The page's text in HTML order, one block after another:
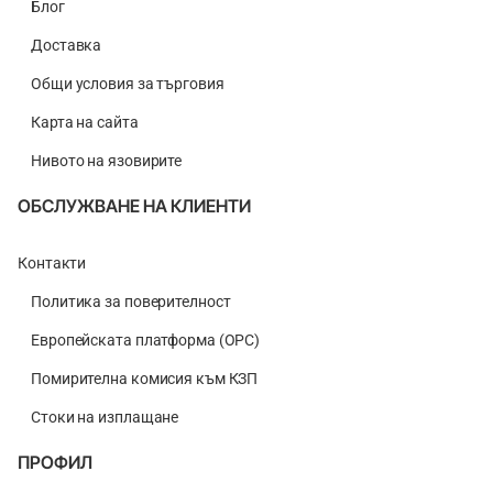
Блог
Доставка
Общи условия за търговия
Карта на сайта
Нивото на язовирите
ОБСЛУЖВАНЕ НА КЛИЕНТИ
Контакти
Политика за поверителност
Европейската платформа (ОРС)
Помирителна комисия към КЗП
Стоки на изплащане
ПРОФИЛ